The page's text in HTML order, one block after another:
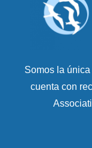
Somos la
cuenta con